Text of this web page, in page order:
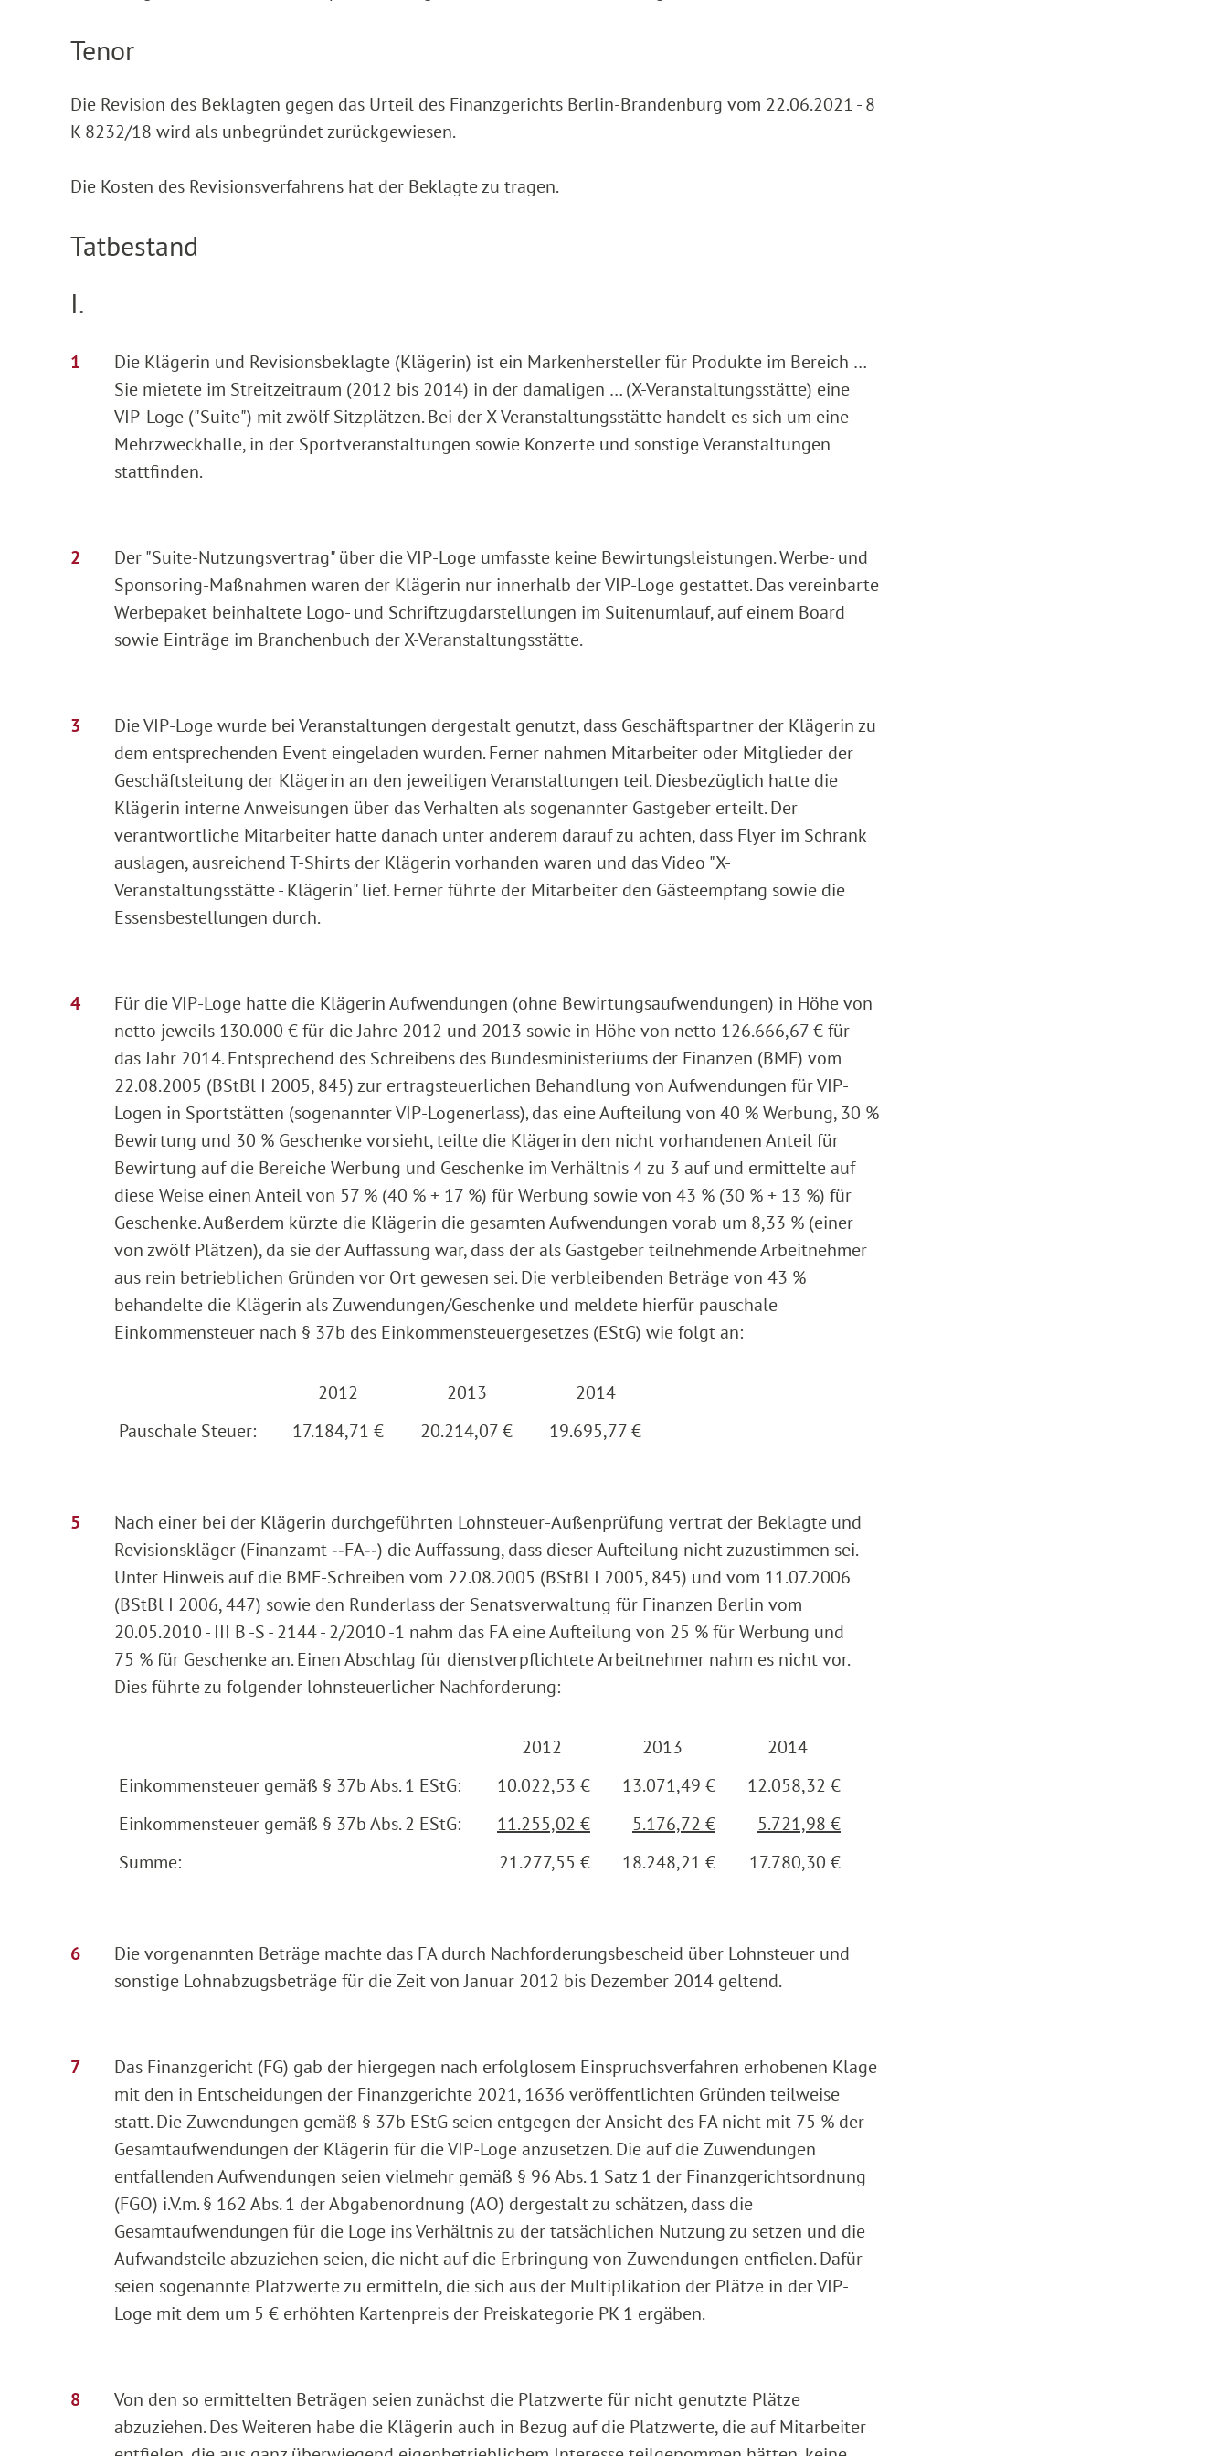
Tenor
Die Revision des Beklagten gegen das Urteil des Finanzgerichts Berlin-Brandenburg vom 22.06.2021 - 8
K 8232/18 wird als unbegründet zurückgewiesen.
Die Kosten des Revisionsverfahrens hat der Beklagte zu tragen.
Tatbestand
I.
Die Klägerin und Revisionsbeklagte (Klägerin) ist ein Markenhersteller für Produkte im Bereich …
Sie mietete im Streitzeitraum (2012 bis 2014) in der damaligen … (X-Veranstaltungsstätte) eine
VIP-Loge ("Suite") mit zwölf Sitzplätzen. Bei der X-Veranstaltungsstätte handelt es sich um eine
Mehrzweckhalle, in der Sportveranstaltungen sowie Konzerte und sonstige Veranstaltungen
stattfinden.
Der "Suite-Nutzungsvertrag" über die VIP-Loge umfasste keine Bewirtungsleistungen. Werbe- und
Sponsoring-Maßnahmen waren der Klägerin nur innerhalb der VIP-Loge gestattet. Das vereinbarte
Werbepaket beinhaltete Logo- und Schriftzugdarstellungen im Suitenumlauf, auf einem Board
sowie Einträge im Branchenbuch der X-Veranstaltungsstätte.
Die VIP-Loge wurde bei Veranstaltungen dergestalt genutzt, dass Geschäftspartner der Klägerin zu
dem entsprechenden Event eingeladen wurden. Ferner nahmen Mitarbeiter oder Mitglieder der
Geschäftsleitung der Klägerin an den jeweiligen Veranstaltungen teil. Diesbezüglich hatte die
Klägerin interne Anweisungen über das Verhalten als sogenannter Gastgeber erteilt. Der
verantwortliche Mitarbeiter hatte danach unter anderem darauf zu achten, dass Flyer im Schrank
auslagen, ausreichend T-Shirts der Klägerin vorhanden waren und das Video "X-
Veranstaltungsstätte - Klägerin" lief. Ferner führte der Mitarbeiter den Gästeempfang sowie die
Essensbestellungen durch.
Für die VIP-Loge hatte die Klägerin Aufwendungen (ohne Bewirtungsaufwendungen) in Höhe von
netto jeweils 130.000 € für die Jahre 2012 und 2013 sowie in Höhe von netto 126.666,67 € für
das Jahr 2014. Entsprechend des Schreibens des Bundesministeriums der Finanzen (BMF) vom
22.08.2005 (BStBl I 2005, 845) zur ertragsteuerlichen Behandlung von Aufwendungen für VIP-
Logen in Sportstätten (sogenannter VIP-Logenerlass)‚ das eine Aufteilung von 40 % Werbung, 30 %
Bewirtung und 30 % Geschenke vorsieht, teilte die Klägerin den nicht vorhandenen Anteil für
Bewirtung auf die Bereiche Werbung und Geschenke im Verhältnis 4 zu 3 auf und ermittelte auf
diese Weise einen Anteil von 57 % (40 % + 17 %) für Werbung sowie von 43 % (30 % + 13 %) für
Geschenke. Außerdem kürzte die Klägerin die gesamten Aufwendungen vorab um 8,33 % (einer
von zwölf Plätzen), da sie der Auffassung war, dass der als Gastgeber teilnehmende Arbeitnehmer
aus rein betrieblichen Gründen vor Ort gewesen sei. Die verbleibenden Beträge von 43 %
behandelte die Klägerin als Zuwendungen/Geschenke und meldete hierfür pauschale
Einkommensteuer nach § 37b des Einkommensteuergesetzes (EStG) wie folgt an:
2012 2013
2014
Pauschale Steuer:
17.184,71 € 20.214,07 € 19.695,77 €
Nach einer bei der Klägerin durchgeführten Lohnsteuer-Außenprüfung vertrat der Beklagte und
Revisionskläger (Finanzamt ‑‑FA‑‑) die Auffassung, dass dieser Aufteilung nicht zuzustimmen sei.
Unter Hinweis auf die BMF-Schreiben vom 22.08.2005 (BStBl I 2005, 845) und vom 11.07.2006
(BStBl I 2006, 447) sowie den Runderlass der Senatsverwaltung für Finanzen Berlin vom
20.05.2010 - III B -S - 2144 - 2/2010 -1 nahm das FA eine Aufteilung von 25 % für Werbung und
75 % für Geschenke an. Einen Abschlag für dienstverpflichtete Arbeitnehmer nahm es nicht vor.
Dies führte zu folgender lohnsteuerlicher Nachforderung:
2012 2013
2014
Einkommensteuer gemäß § 37b Abs. 1 EStG:
10.022,53 € 13.071,49 €
12.058,32 €
Einkommensteuer gemäß § 37b Abs. 2 EStG:
11.255,02 € 5.176,72 €
5.721,98 €
Summe:
21.277,55 € 18.248,21 € 17.780,30 €
Die vorgenannten Beträge machte das FA durch Nachforderungsbescheid über Lohnsteuer und
sonstige Lohnabzugsbeträge für die Zeit von Januar 2012 bis Dezember 2014 geltend.
Das Finanzgericht (FG) gab der hiergegen nach erfolglosem Einspruchsverfahren erhobenen Klage
mit den in Entscheidungen der Finanzgerichte 2021, 1636 veröffentlichten Gründen teilweise
statt. Die Zuwendungen gemäß § 37b EStG seien entgegen der Ansicht des FA nicht mit 75 % der
Gesamtaufwendungen der Klägerin für die VIP-Loge anzusetzen. Die auf die Zuwendungen
entfallenden Aufwendungen seien vielmehr gemäß § 96 Abs. 1 Satz 1 der Finanzgerichtsordnung
(FGO) i.V.m. § 162 Abs. 1 der Abgabenordnung (AO) dergestalt zu schätzen, dass die
Gesamtaufwendungen für die Loge ins Verhältnis zu der tatsächlichen Nutzung zu setzen und die
Aufwandsteile abzuziehen seien, die nicht auf die Erbringung von Zuwendungen entfielen. Dafür
seien sogenannte Platzwerte zu ermitteln, die sich aus der Multiplikation der Plätze in der VIP-
Loge mit dem um 5 € erhöhten Kartenpreis der Preiskategorie PK 1 ergäben.
Von den so ermittelten Beträgen seien zunächst die Platzwerte für nicht genutzte Plätze
abzuziehen. Des Weiteren habe die Klägerin auch in Bezug auf die Platzwerte, die auf Mitarbeiter